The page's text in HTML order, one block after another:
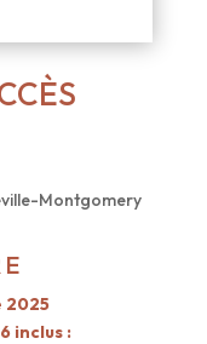
Montgomery
2025
inclus :